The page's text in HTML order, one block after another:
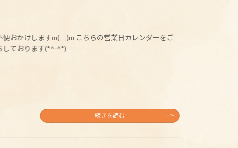
おかけしますm(_ _)m こちらの営業日カレンダーをご
しております(*^-^*)
続きを読む